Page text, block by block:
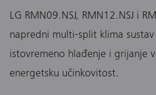
LG RMN09.NSJ, RMN12.NSJ i
napredni multi-split klima
istovremeno hlađenje i grijanje
energetsku učinkovitost.